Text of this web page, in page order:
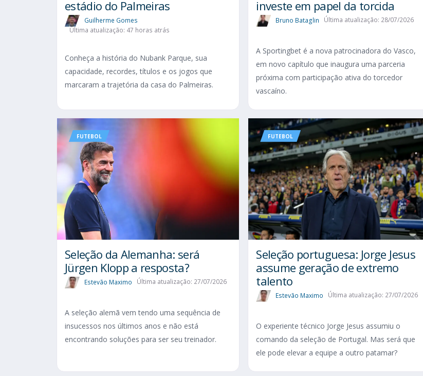
estádio do Palmeiras
Guilherme Gomes
Última atualização: 47 horas atrás
Conheça a história do Nubank Parque, sua
capacidade, recordes, títulos e os jogos que
marcaram a trajetória da casa do Palmeiras.
investe em papel da torcida
Bruno Bataglin Última atualização: 28/07/2026
A Sportingbet é a nova patrocinadora do Vasco,
em novo capítulo que inaugura uma parceria
próxima com participação ativa do torcedor
vascaíno.
FUTEBOL
Seleção da Alemanha: será
Jürgen Klopp a resposta?
Estevão Maximo Última atualização: 27/07/2026
A seleção alemã vem tendo uma sequência de
insucessos nos últimos anos e não está
encontrando soluções para ser seu treinador.
FUTEBOL
Seleção portuguesa: Jorge Jesus
assume geração de extremo
talento
Estevão Maximo Última atualização: 27/07/2026
O experiente técnico Jorge Jesus assumiu o
comando da seleção de Portugal. Mas será que
ele pode elevar a equipe a outro patamar?